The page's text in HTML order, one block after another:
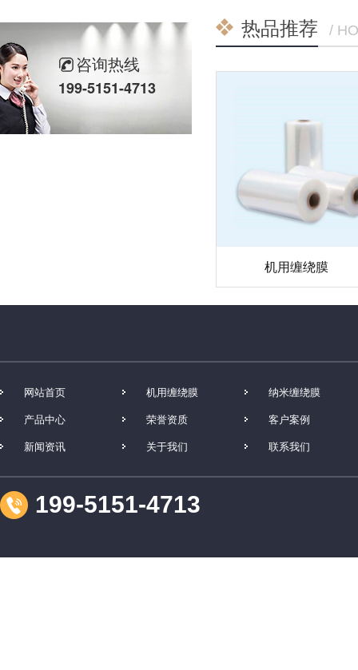
热品推荐 /
机用缠绕膜
缠绕膜行业迎来新变革：高性价比与可持续解决方案受追捧
咨询热线
199-5151-4713
网站首页 机用缠绕膜
纳米缠绕膜
产品中心
荣誉资质
客户案例
新闻资讯
关于我们 联系我们
199-5151-4713